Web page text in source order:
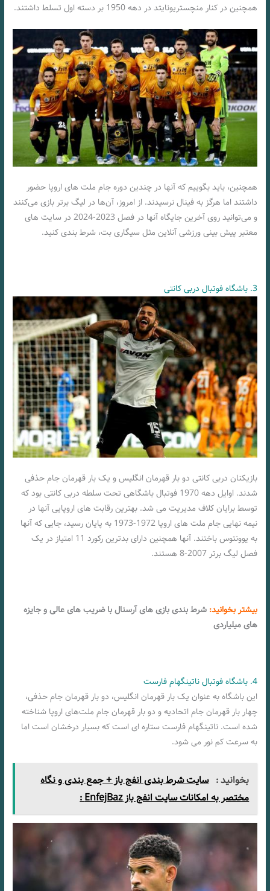
همچنین در کنار منچستریونایتد در دهه 1950 بر دسته اول تسلط داشتند.
همچنین، باید بگوییم که آنها در چندین دوره جام ملت های اروپا حضور
داشتند اما هرگز به فینال نرسیدند. از امروز، آن‌ها در لیگ برتر بازی می‌کنند
و می‌توانید روی آخرین جایگاه آنها در فصل 2023-2024 در سایت های
معتبر پیش بینی ورزشی آنلاین مثل سیگاری بت، شرط بندی کنید.
3. باشگاه فوتبال دربی کانتی
بازیکنان دربی کانتی دو بار قهرمان انگلیس و یک بار قهرمان جام حذفی
شدند. اوایل دهه 1970 فوتبال باشگاهی تحت سلطه دربی کانتی بود که
توسط برایان کلاف مدیریت می شد. بهترین رقابت های اروپایی آنها در
نیمه نهایی جام ملت های اروپا 1972-1973 به پایان رسید، جایی که آنها
به یوونتوس باختند. آنها همچنین دارای بدترین رکورد 11 امتیاز در یک
فصل لیگ برتر 2007-8 هستند.
بیشتر بخوانید: شرط بندی بازی های آرسنال با ضریب های عالی و جایزه
های میلیاردی
4. باشگاه فوتبال ناتینگهام فارست
این باشگاه به عنوان یک بار قهرمان انگلیس، دو بار قهرمان جام حذفی،
چهار بار قهرمان جام اتحادیه و دو بار قهرمان جام ملت‌های اروپا شناخته
شده است. ناتینگهام فارست ستاره ای است که بسیار درخشان است اما
به سرعت کم نور می شود.
بخوانید : سایت شرط بندی انفج باز + جمع بندی و نگاه
مختصر به امکانات سایت انفج باز EnfejBaz :